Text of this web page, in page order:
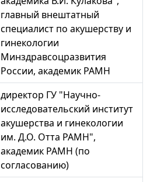
главный внештатный
специалист по акушерству и
гинекологии
Минздравсоцразвития
России, академик РАМН
директор ГУ "Научно-
исследовательский институт
акушерства и гинекологии
им. Д.О. Отта РАМН",
академик РАМН (по
согласованию)